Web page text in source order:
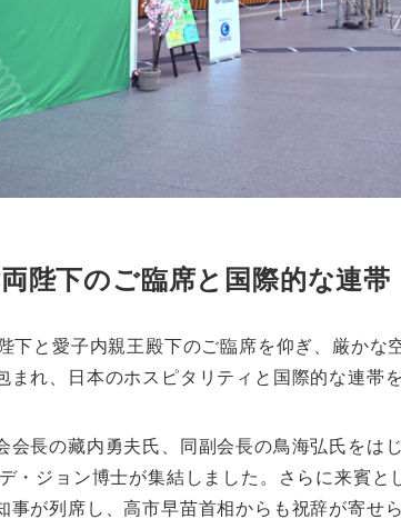
陛下のご臨席と国際的な連帯
下と愛子内親王殿下のご臨席を仰ぎ、厳かな
れ、日本のホスピタリティと国際的な連帯
会長の藏内勇夫氏、同副会長の鳥海弘氏をは
・ジョン博士が集結しました。さらに来賓と
が列席し、高市早苗首相からも祝辞が寄せ